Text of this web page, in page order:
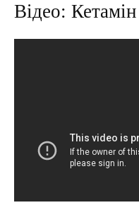
Відео: Кетамін